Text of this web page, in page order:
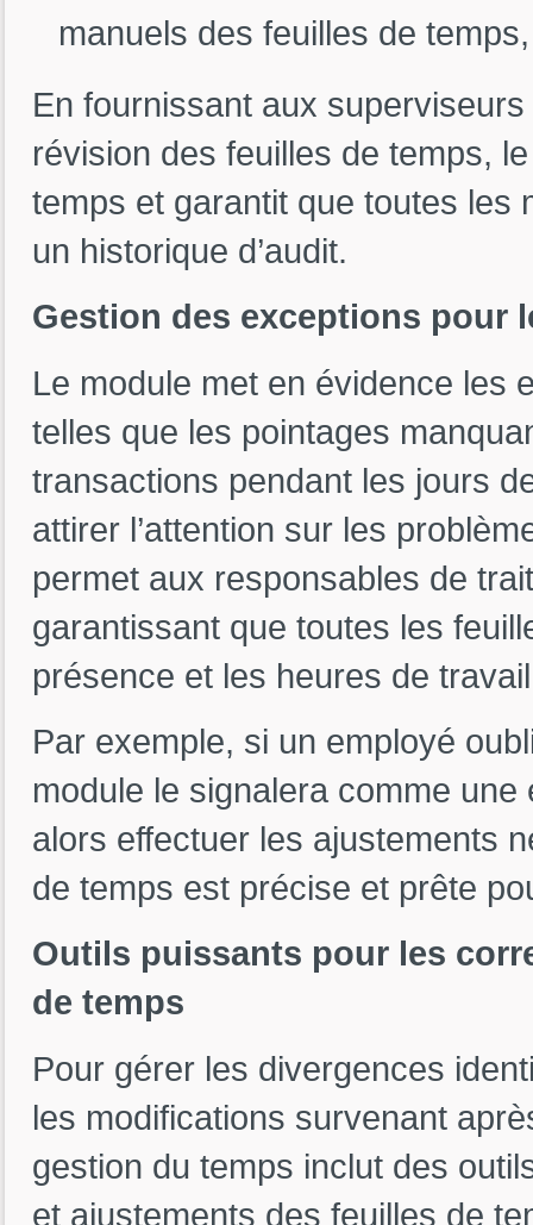
manuels des feuilles de
En fournissant aux
révision des feuilles de temps,
temps et garantit que toutes les
un historique d’audit.
Gestion des exceptions pour
Le module met en évidence les
telles que les pointages
transactions pendant les jours
attirer l’attention sur les
permet aux responsables de
garantissant que toutes les
présence et les heures de
Par exemple, si un employé
module le signalera comme
alors effectuer les ajustements
de temps est précise et prête
Outils puissants pour les
de temps
Pour gérer les divergences
les modifications survenant
gestion du temps inclut des
et ajustements des feuilles de